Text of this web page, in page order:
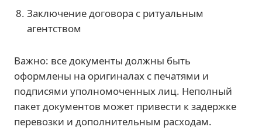
Заключение договора с ритуальным
агентством
Важно: все документы должны быть
оформлены на оригиналах с печатями и
подписями уполномоченных лиц. Неполный
пакет документов может привести к задержке
перевозки и дополнительным расходам.